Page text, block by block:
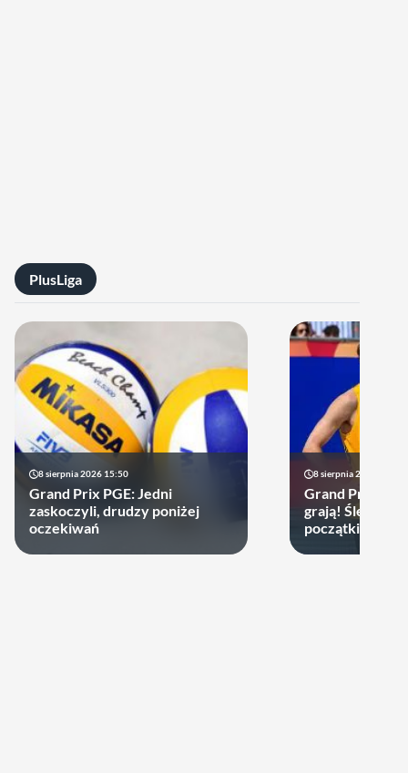
PlusLiga
8 sierpnia 2026 15:50
Grand Prix PGE: Jedni
zaskoczyli, drudzy poniżej
oczekiwań
8 sierpnia 2026 13:09
Grand Prix
grają! Ślepsk i
początkiem